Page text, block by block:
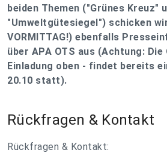
beiden Themen ("Grünes Kreuz"
"Umweltgütesiegel") schicken
VORMITTAG!) ebenfalls
über APA OTS aus (Achtung: Die
Einladung oben - findet bereits
20.10 statt).
Rückfragen & Kontakt
Rückfragen & Kontakt: